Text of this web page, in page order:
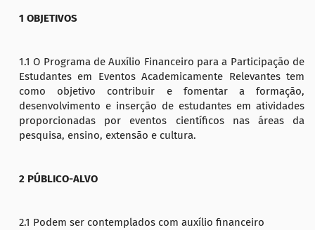
1 OBJETIVOS
1.1 O Programa de Auxílio Financeiro para a Participação de
Estudantes em Eventos Academicamente Relevantes tem
como objetivo contribuir e fomentar a formação,
desenvolvimento e inserção de estudantes em atividades
proporcionadas por eventos científicos nas áreas da
pesquisa, ensino, extensão e cultura.
2 PÚBLICO-ALVO
2.1 Podem ser contemplados com auxílio financeiro